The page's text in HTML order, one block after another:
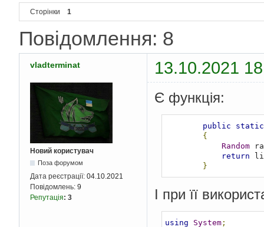
Сторінки 1
Повідомлення: 8
vladterminat 13.10.2021
Новий користувач
Поза форумом
Дата реєстрації: 04.10.2021
Повідомлень: 9
Репутація: 3
Є функція:
public static
{
Random
return
}
І при її
using System;